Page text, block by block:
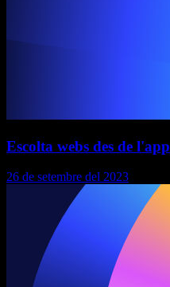
Escolta webs des de l'app
26 de setembre del 2023